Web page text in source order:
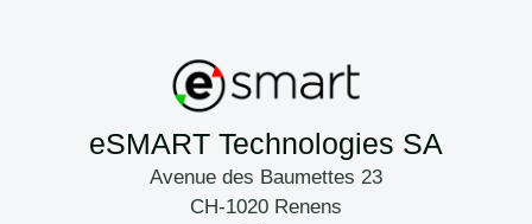
eSMART Technologies SA
Avenue des Baumettes 23
CH-1020 Renens